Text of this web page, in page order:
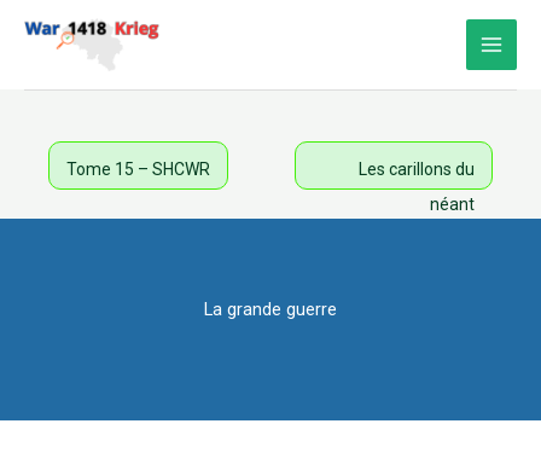
Tome 15 – SHCWR
Les carillons du
néant
La grande guerre